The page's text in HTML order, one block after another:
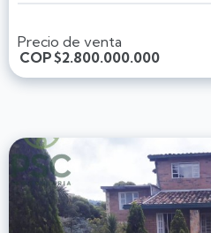
Precio de venta
COP$2.800.000.000